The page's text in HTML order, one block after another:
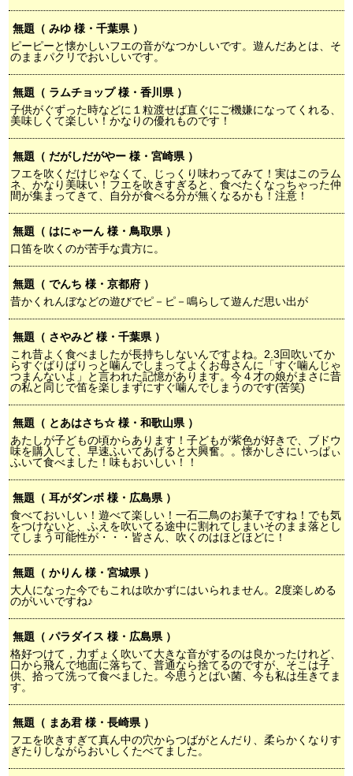
無題（ みゆ 様・千葉県 ）
ピーピーと懐かしいフエの音がなつかしいです。遊んだあとは、そ
のままパクリでおいしいです。
無題（ ラムチョップ 様・香川県 ）
子供がぐずった時などに１粒渡せば直ぐにご機嫌になってくれる、
美味しくて楽しい！かなりの優れものです！
無題（ だがしだがやー 様・宮崎県 ）
フエを吹くだけじゃなくて、じっくり味わってみて！実はこのラム
ネ、かなり美味い！フエを吹きすぎると、食べたくなっちゃった仲
間が集まってきて、自分が食べる分が無くなるかも！注意！
無題（ はにゃーん 様・鳥取県 ）
口笛を吹くのが苦手な貴方に。
無題（ でんち 様・京都府 ）
昔かくれんぼなどの遊びでピ－ピ－鳴らして遊んだ思い出が
無題（ さやみど 様・千葉県 ）
これ昔よく食べましたが長持ちしないんですよね。2.3回吹いてか
らすぐばりばりっと噛んでしまってよくお母さんに「すぐ噛んじゃ
つまんないよ」と言われた記憶があります。今４才の娘がまさに昔
の私と同じで笛を楽しまずにすぐ噛んでしまうのです(苦笑)
無題（ とあはさち☆ 様・和歌山県 ）
あたしが子どもの頃からあります！子どもが紫色が好きで、ブドウ
味を購入して、早速ふいてあげると大興奮。。懐かしさにいっぱぃ
ふいて食べました！味もおいしい！！
無題（ 耳がダンボ 様・広島県 ）
食べておいしい！遊べて楽しい！一石二鳥のお菓子ですね！でも気
をつけないと、ふえを吹いてる途中に割れてしまいそのまま落とし
てしまう可能性が・・・皆さん、吹くのはほどほどに！
無題（ かりん 様・宮城県 ）
大人になった今でもこれは吹かずにはいられません。2度楽しめる
のがいいですね♪
無題（ パラダイス 様・広島県 ）
格好つけて，力ずょく吹いて大きな音がするのは良かったけれど、
口から飛んで地面に落ちて、普通なら捨てるのですが、そこは子
供、拾って洗って食べました。今思うとばい菌、今も私は生きてま
す。
無題（ まあ君 様・長崎県 ）
フエを吹きすぎて真ん中の穴からつばがとんだり、柔らかくなりす
ぎたりしながらおいしくたべてました。